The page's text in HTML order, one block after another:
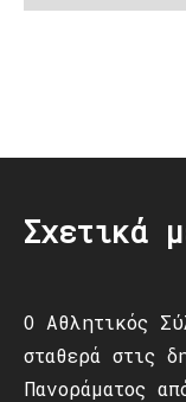
Σχετικά
Ο Αθλητικός
σταθερά στις
Πανοράματος